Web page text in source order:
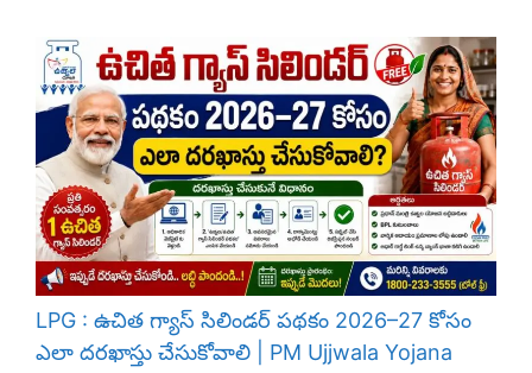
LPG : ఉచిత గ్యాస్ సిలిండర్ పథకం 2026–27 కోసం
ఎలా దరఖాస్తు చేసుకోవాలి | PM Ujjwala Yojana